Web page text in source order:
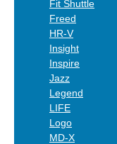
Fit Shuttle
Freed
HR-V
Insight
Inspire
Jazz
Legend
LIFE
Logo
MD-X